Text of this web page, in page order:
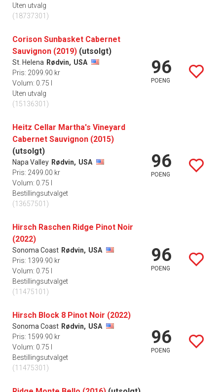
Uten utvalg
(18737301)
Corison Sunbasket Cabernet
Sauvignon (2019) (utsolgt)
St. Helena Rødvin, USA
Pris: 2099.90 kr
Volum: 0.75 l
Uten utvalg
(15136301)
96
POENG
Heitz Cellar Martha's Vineyard
Cabernet Sauvignon (2015)
(utsolgt)
Napa Valley Rødvin, USA
Pris: 2499.00 kr
Volum: 0.75 l
Bestillingsutvalget
(13657501)
96
POENG
Hirsch Raschen Ridge Pinot Noir
(2022)
Sonoma Coast Rødvin, USA
Pris: 1399.90 kr
Volum: 0.75 l
Bestillingsutvalget
(11475101)
96
POENG
Hirsch Block 8 Pinot Noir (2022)
Sonoma Coast Rødvin, USA
Pris: 1599.90 kr
Volum: 0.75 l
Bestillingsutvalget
(11475301)
96
POENG